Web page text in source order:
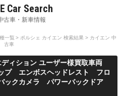
販売店・専門店情報
Maintenance
一覧 > ポルシェ カイエン 検索結果 > カイエン 中
古車
ィション ユーザー様買取車両
プ エンボスヘッドレスト フロ
ックカメラ パワーバックドア